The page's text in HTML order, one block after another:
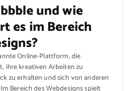
und wie
es im Bereich
Online-Plattform, die
ihre kreativen Arbeiten zu
zu erhalten und sich von anderen